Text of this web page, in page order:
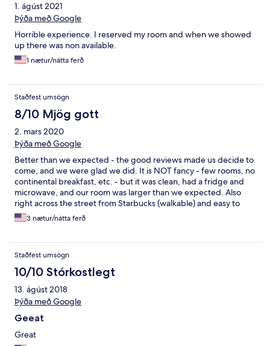
1. ágúst 2021
Þýða með Google
Horrible experience. I reserved my room and when we showed
up there was non available.
1 nætur/nátta ferð
Staðfest umsögn
8/10 Mjög gott
2. mars 2020
Þýða með Google
Better than we expected - the good reviews made us decide to
come, and we were glad we did. It is NOT fancy - few rooms, no
continental breakfast, etc. - but it was clean, had a fridge and
microwave, and our room was larger than we expected. Also
right across the street from Starbucks (walkable) and easy to
hop on the freeway from here. We'd stay here again.
3 nætur/nátta ferð
Staðfest umsögn
10/10 Stórkostlegt
13. ágúst 2018
Þýða með Google
Geeat
Great